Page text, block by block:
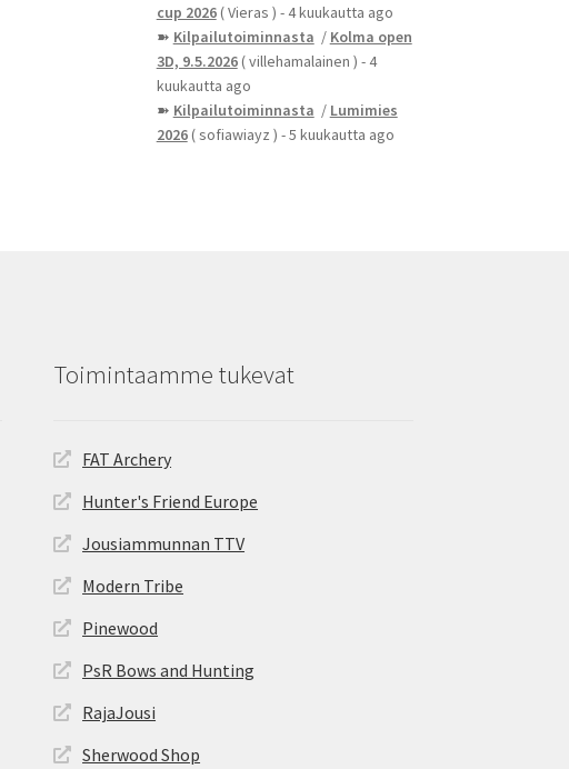
cup 2026( Vieras ) - 4 kuukautta ago
➽ Kilpailutoiminnasta / Kolma open
3D, 9.5.2026( villehamalainen ) - 4
kuukautta ago
➽ Kilpailutoiminnasta / Lumimies
2026( sofiawiayz ) - 5 kuukautta ago
Toimintaamme tukevat
FAT Archery
Hunter's Friend Europe
Jousiammunnan TTV
Modern Tribe
Pinewood
PsR Bows and Hunting
RajaJousi
Sherwood Shop